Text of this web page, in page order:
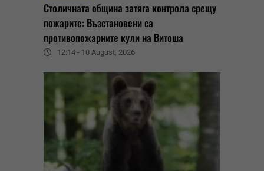
Столичната община затяга контрола срещу
пожарите: Възстановени са
противопожарните кули на Витоша
12:14 - 10 August, 2026